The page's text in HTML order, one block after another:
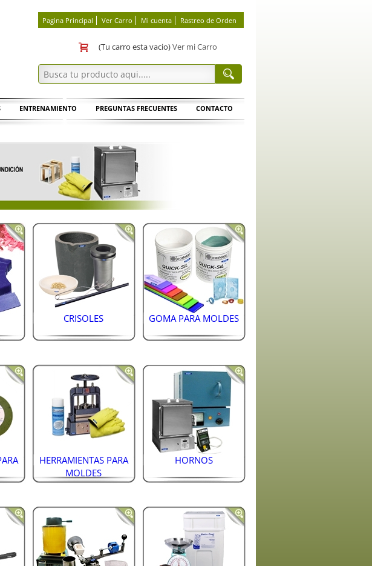
Pagina Principal Ver Carro Mi cuenta Rastreo de Orden
(Tu carro esta vacio)Ver mi Carro
ENTRENAMIENTO PREGUNTAS FRECUENTES CONTACTO
CRISOLES GOMA PARA MOLDES
HERRAMIENTAS PARA
MOLDES
HORNOS